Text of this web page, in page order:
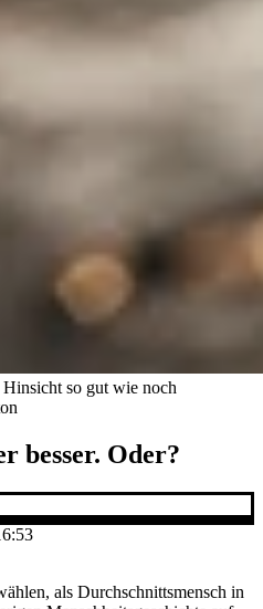
so gut wie noch
besser. Oder?
als Durchschnittsmensch in